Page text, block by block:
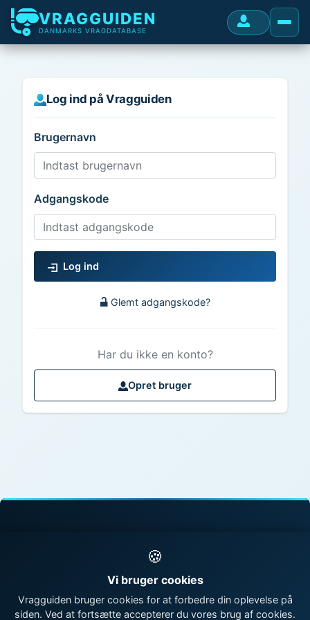
VRAGGUIDEN
DANMARKS VRAGDATABASE
Log ind på Vragguiden
Brugernavn
Adgangskode
Log ind
Glemt adgangskode?
Har du ikke en konto?
Opret bruger
vragdatabase
| Om Vragguiden
🍪
Vi bruger cookies
Vragguiden bruger cookies for at forbedre din oplevelse på
siden. Ved at fortsætte accepterer du vores brug af cookies.